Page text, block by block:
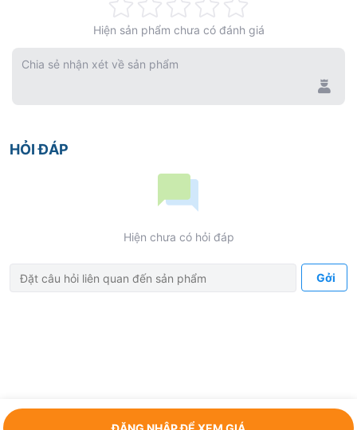
0%
Hiện sản phẩm chưa có đánh giá
Chia sẻ nhận xét về sản phẩm
HỎI ĐÁP
Hiện chưa có hỏi đáp
Gởi